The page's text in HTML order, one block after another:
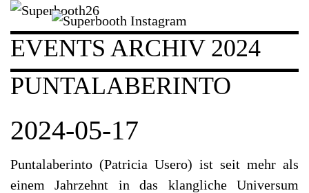
EVENTS ARCHIV 2024
PUNTALABERINTO
2024-05-17
Puntalaberinto (Patricia Usero) ist seit mehr als
einem Jahrzehnt in das klangliche Universum